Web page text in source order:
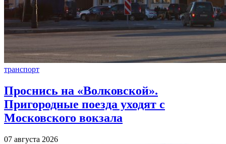
транспорт
Проснись на «Волковской».
Пригородные поезда уходят с
Московского вокзала
07 августа 2026